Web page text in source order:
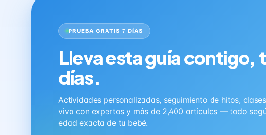
PRUEBA GRATIS 7 DÍAS
Lleva esta guía contigo,
días.
Actividades personalizadas, seguimiento de hitos,
vivo con expertos y más de 2,400 artículos — todo
edad exacta de tu bebé.